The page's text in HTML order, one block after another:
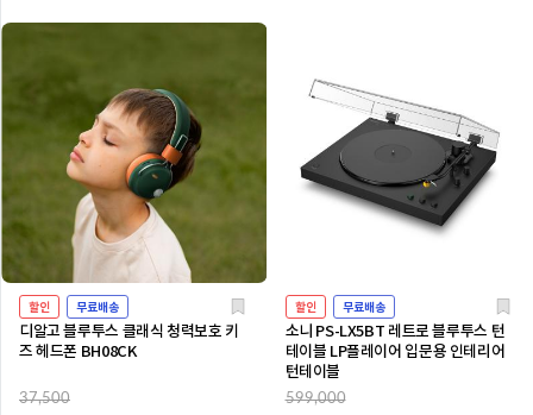
할인 무료배송
디알고 블루투스 클래식 청력보호 키
즈 헤드폰 BH08CK
37,500
할인 무료배송
소니 PS-LX5BT 레트로 블루투스 턴
테이블 LP플레이어 입문용 인테리어
턴테이블
599,000